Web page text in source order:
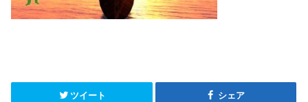
ツイート シェア